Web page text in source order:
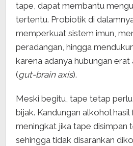
tape, dapat membantu
tertentu. Probiotik di
memperkuat sistem imun,
peradangan, hingga
karena adanya hubungan
(gut-brain axis).
Meski begitu, tape tetap
bijak. Kandungan alkohol
meningkat jika tape disimpan
sehingga tidak disarankan